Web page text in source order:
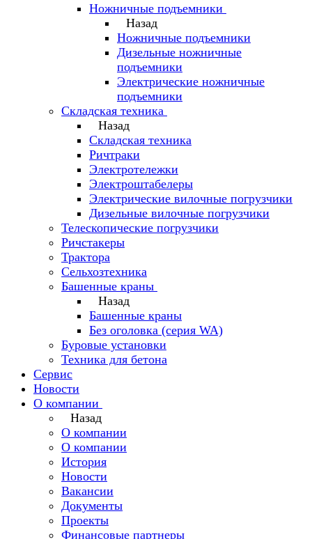
Ножничные подъемники
Назад
Ножничные подъемники
Дизельные ножничные
подъемники
Электрические ножничные
подъемники
Складская техника
Назад
Складская техника
Ричтраки
Электротележки
Электроштабелеры
Электрические вилочные погрузчики
Дизельные вилочные погрузчики
Телескопические погрузчики
Ричстакеры
Трактора
Сельхозтехника
Башенные краны
Назад
Башенные краны
Без оголовка (серия WA)
Буровые установки
Техника для бетона
Сервис
Новости
О компании
Назад
О компании
О компании
История
Новости
Вакансии
Документы
Проекты
Финансовые партнеры